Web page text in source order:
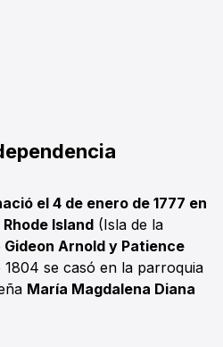
el 4 de enero de 1777 en
Island (Isla de la
Gideon Arnold y Patience
1804 se casó en la parroquia
María Magdalena Diana